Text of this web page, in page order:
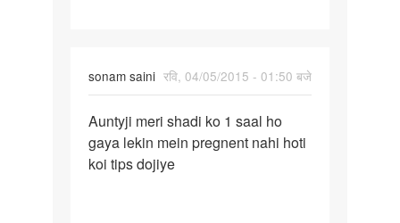
sonam saini रवि, 04/05/2015 - 01:50 बजे
Auntyji
meri
shadi
Auntyji meri shadi ko 1 saal ho
gaya lekin mein pregnent nahi hoti
koi tips dojiye